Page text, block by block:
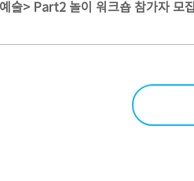
술> Part2 놀이 워크숍 참가자 모집